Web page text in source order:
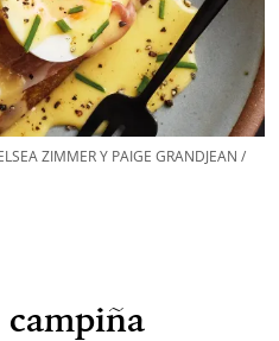
ZIMMER Y PAIGE GRANDJEAN /